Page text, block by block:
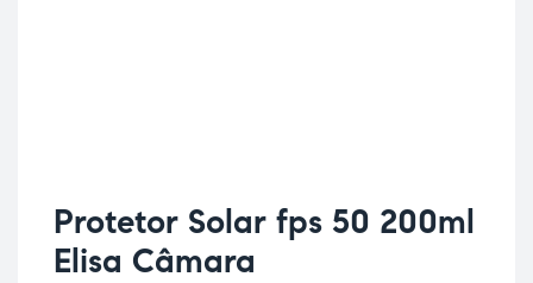
Protetor Solar fps 50 200ml
Elisa Câmara